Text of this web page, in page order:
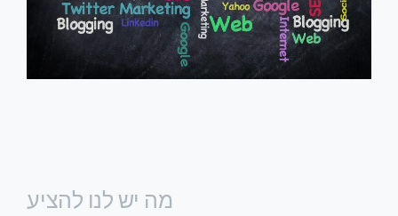
מה יש לנו להציע